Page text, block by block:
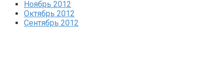
Ноябрь 2012
Октябрь 2012
Сентябрь 2012